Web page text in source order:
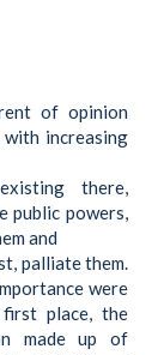
of opinion
with increasing
there,
public powers,
and
palliate them.
were
place, the
made up of